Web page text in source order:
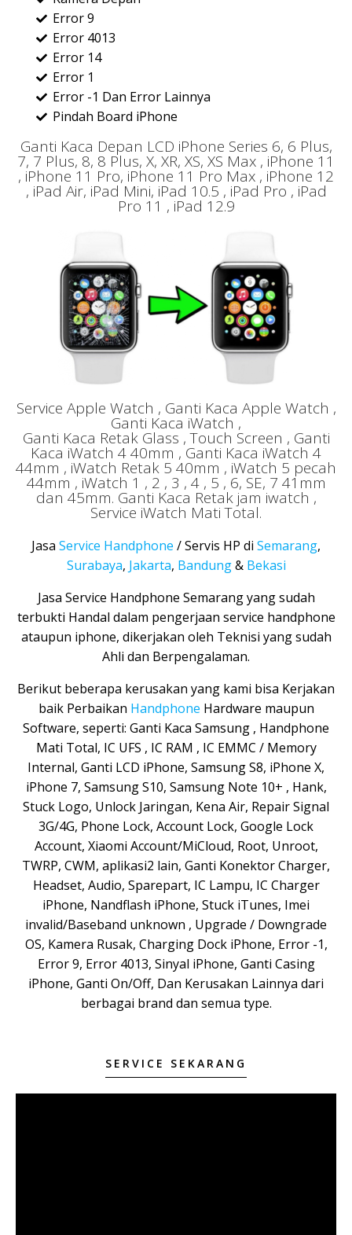
Error 9
Error 4013
Error 14
Error 1
Error -1 Dan Error Lainnya
Pindah Board iPhone
Ganti Kaca Depan LCD iPhone Series 6, 6 Plus,
7, 7 Plus, 8, 8 Plus, X, XR, XS, XS Max , iPhone 11
, iPhone 11 Pro, iPhone 11 Pro Max , iPhone 12
, iPad Air, iPad Mini, iPad 10.5 , iPad Pro , iPad
Pro 11 , iPad 12.9
Service Apple Watch , Ganti Kaca Apple Watch ,
Ganti Kaca iWatch ,
Ganti Kaca Retak Glass , Touch Screen , Ganti
Kaca iWatch 4 40mm , Ganti Kaca iWatch 4
44mm , iWatch Retak 5 40mm , iWatch 5 pecah
44mm , iWatch 1 , 2 , 3 , 4 , 5 , 6, SE, 7 41mm
dan 45mm. Ganti Kaca Retak jam iwatch ,
Service iWatch Mati Total.
Jasa Service Handphone / Servis HP di Semarang,
Surabaya, Jakarta, Bandung& Bekasi
Jasa Service Handphone Semarang yang sudah
terbukti Handal dalam pengerjaan service handphone
ataupun iphone, dikerjakan oleh Teknisi yang sudah
Ahli dan Berpengalaman.
Berikut beberapa kerusakan yang kami bisa Kerjakan
baik Perbaikan Handphone Hardware maupun
Software, seperti: Ganti Kaca Samsung , Handphone
Mati Total, IC UFS , IC RAM , IC EMMC / Memory
Internal, Ganti LCD iPhone, Samsung S8, iPhone X,
iPhone 7, Samsung S10, Samsung Note 10+ , Hank,
Stuck Logo, Unlock Jaringan, Kena Air, Repair Signal
3G/4G, Phone Lock, Account Lock, Google Lock
Account, Xiaomi Account/MiCloud, Root, Unroot,
TWRP, CWM, aplikasi2 lain, Ganti Konektor Charger,
Headset, Audio, Sparepart, IC Lampu, IC Charger
iPhone, Nandflash iPhone, Stuck iTunes, Imei
invalid/Baseband unknown , Upgrade / Downgrade
OS, Kamera Rusak, Charging Dock iPhone, Error -1,
Error 9, Error 4013, Sinyal iPhone, Ganti Casing
iPhone, Ganti On/Off, Dan Kerusakan Lainnya dari
berbagai brand dan semua type.
SERVICE SEKARANG